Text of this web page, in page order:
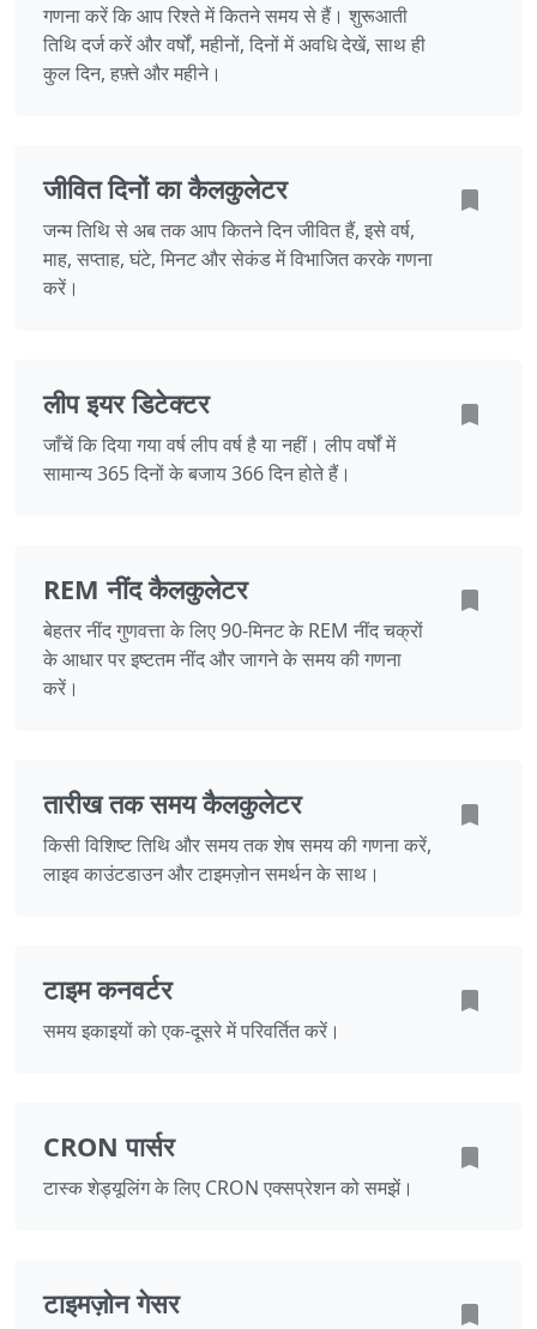
गणना करें कि आप रिश्ते में कितने समय से हैं। शुरूआती
तिथि दर्ज करें और वर्षों, महीनों, दिनों में अवधि देखें, साथ ही
कुल दिन, हफ़्ते और महीने।
जीवित दिनों का कैलकुलेटर
जन्म तिथि से अब तक आप कितने दिन जीवित हैं, इसे वर्ष,
माह, सप्ताह, घंटे, मिनट और सेकंड में विभाजित करके गणना
करें।
लीप इयर डिटेक्टर
जाँचें कि दिया गया वर्ष लीप वर्ष है या नहीं। लीप वर्षों में
सामान्य 365 दिनों के बजाय 366 दिन होते हैं।
REM नींद कैलकुलेटर
बेहतर नींद गुणवत्ता के लिए 90-मिनट के REM नींद चक्रों
के आधार पर इष्टतम नींद और जागने के समय की गणना
करें।
तारीख तक समय कैलकुलेटर
किसी विशिष्ट तिथि और समय तक शेष समय की गणना करें,
लाइव काउंटडाउन और टाइमज़ोन समर्थन के साथ।
टाइम कनवर्टर
समय इकाइयों को एक-दूसरे में परिवर्तित करें।
CRON पार्सर
टास्क शेड्यूलिंग के लिए CRON एक्सप्रेशन को समझें।
टाइमज़ोन गेसर